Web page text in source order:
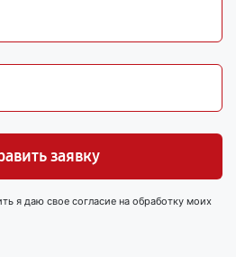
заявку
я даю свое согласие на обработку моих